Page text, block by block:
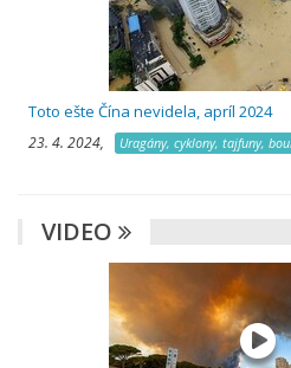
Toto ešte Čína nevidela, apríl 2024
23. 4. 2024, Uragány, cyklony, tajfuny,
VIDEO